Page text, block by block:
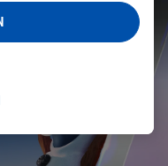
IAB TCF
Werbung
Werbung werden
außerhalb der Lidl-